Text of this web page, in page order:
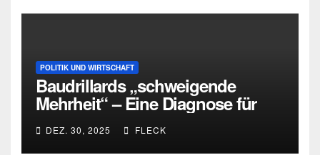
POLITIK UND WIRTSCHAFT
Baudrillards „schweigende
Mehrheit“ – Eine Diagnose für
DEZ. 30, 2025 FLECK